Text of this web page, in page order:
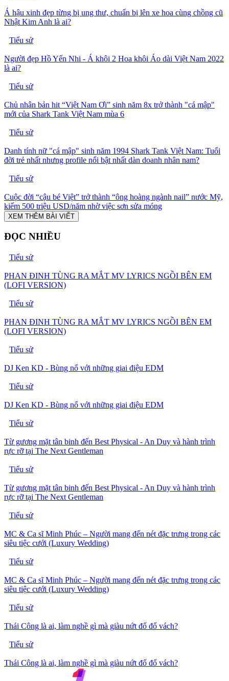
Á hậu xinh đẹp từng bị ung thư, chuẩn bị lên xe hoa cùng chồng cũ
Nhật Kim Anh là ai?
Tiểu sử
Người đẹp Hồ Yến Nhi - Á khôi 2 Hoa khôi Áo dài Việt Nam 2022
là ai?
Tiểu sử
Chủ nhân bản hit “Việt Nam Ơi” sinh năm 8x trở thành "cá mập"
mới của Shark Tank Việt Nam mùa 6
Tiểu sử
Danh tính nữ "cá mập" sinh năm 1994 Shark Tank Việt Nam: Tuổi
đời trẻ nhất nhưng profile nổi bật nhất dàn doanh nhân nam?
Tiểu sử
Cuộc đời “cậu bé Việt” trở thành “ông hoàng ngành nail” nước Mỹ,
kiếm 500 triệu USD/năm nhờ việc sơn sửa móng
XEM THÊM BÀI VIẾT
ĐỌC NHIỀU
Tiểu sử
PHAN ĐINH TÙNG RA MẮT MV LYRICS NGỒI BÊN EM
(LOFI VERSION)
Tiểu sử
PHAN ĐINH TÙNG RA MẮT MV LYRICS NGỒI BÊN EM
(LOFI VERSION)
Tiểu sử
DJ Ken KD - Bùng nổ với những giai điệu EDM
Tiểu sử
DJ Ken KD - Bùng nổ với những giai điệu EDM
Tiểu sử
Từ gương mặt tân binh đến Best Physical - An Duy và hành trình
rực rỡ tại The Next Gentleman
Tiểu sử
Từ gương mặt tân binh đến Best Physical - An Duy và hành trình
rực rỡ tại The Next Gentleman
Tiểu sử
MC & Ca sĩ Minh Phúc – Người mang đến nét đặc trưng trong các
siêu tiệc cưới (Luxury Wedding)
Tiểu sử
MC & Ca sĩ Minh Phúc – Người mang đến nét đặc trưng trong các
siêu tiệc cưới (Luxury Wedding)
Tiểu sử
Thái Công là ai, làm nghề gì mà giàu nứt đố đổ vách?
Tiểu sử
Thái Công là ai, làm nghề gì mà giàu nứt đố đổ vách?